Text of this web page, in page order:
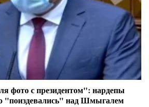
фото с президентом": нардепы
"поиздевались" над Шмыгалем